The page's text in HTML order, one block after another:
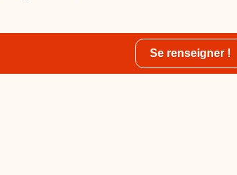
Se renseigner !